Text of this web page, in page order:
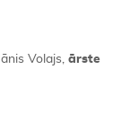
Volajs, ārste